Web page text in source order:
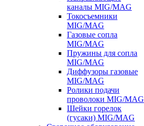
каналы MIG/MAG
Токосъемники
MIG/MAG
Газовые сопла
MIG/MAG
Пружины для сопла
MIG/MAG
Диффузоры газовые
MIG/MAG
Ролики подачи
проволоки MIG/MAG
Шейки горелок
(гусаки) MIG/MAG